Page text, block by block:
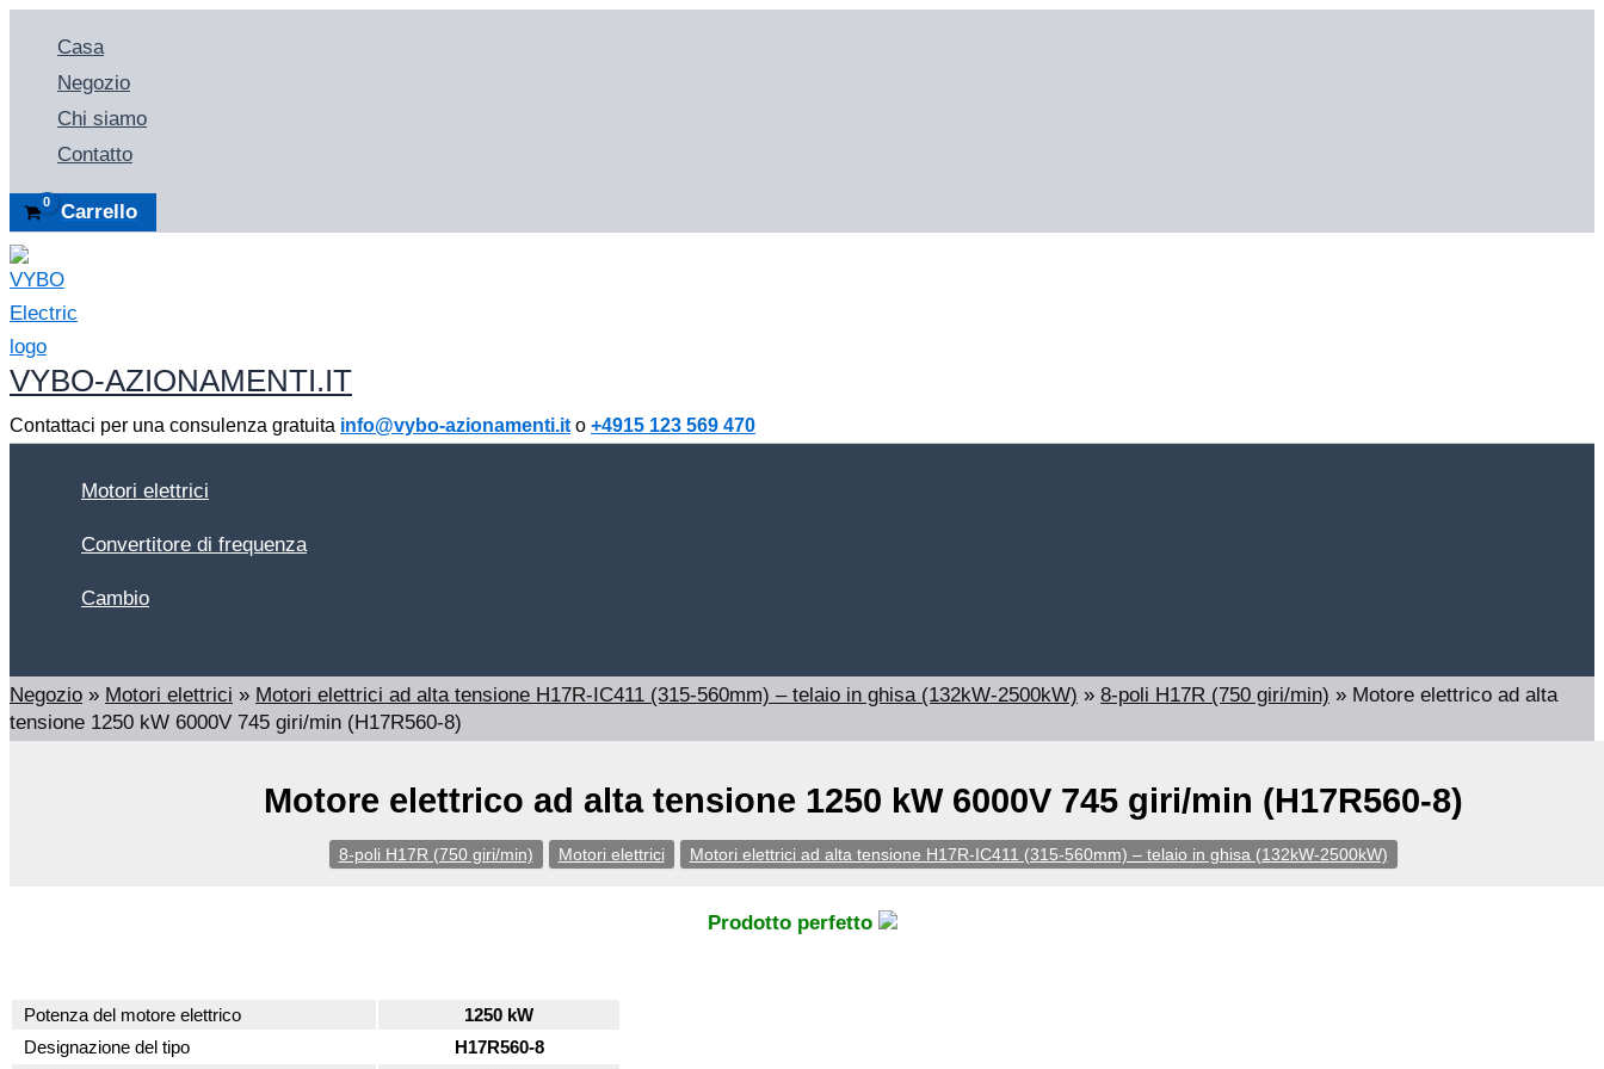
contenuto
Casa
Negozio
Chi siamo
Contatto
Carrello
VYBO-AZIONAMENTI.IT
Contattaci per una consulenza gratuita info@vybo-azionamenti.it o +4915 123 569 470
Motori elettrici
Convertitore di frequenza
Cambio
Negozio » Motori elettrici » Motori elettrici ad alta tensione H17R-IC411 (315-560mm) – telaio in ghisa (132kW-2500kW) » 8-poli H17R (750 giri/min) » Motore elettrico ad alta
tensione 1250 kW 6000V 745 giri/min (H17R560-8)
Motore elettrico ad alta tensione 1250 kW 6000V 745 giri/min (H17R560-8)
8-poli H17R (750 giri/min) Motori elettrici Motori elettrici ad alta tensione H17R-IC411 (315-560mm) – telaio in ghisa (132kW-2500kW)
Prodotto perfetto
Potenza del motore elettrico
1250 kW
Designazione del tipo
H17R560-8